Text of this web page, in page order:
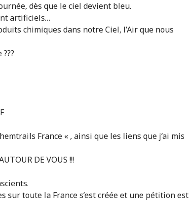
dès que le ciel devient bleu.
artificiels…
chimiques dans notre Ciel, l’Air que nous
France « , ainsi que les liens que j’ai mis
DE VOUS !!!
sur toute la France s’est créée et une pétition est